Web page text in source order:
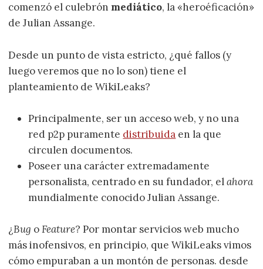
comenzó el culebrón mediático, la «heroéficación»
de Julian Assange.
Desde un punto de vista estricto, ¿qué fallos (y
luego veremos que no lo son) tiene el
planteamiento de WikiLeaks?
Principalmente, ser un acceso web, y no una
red p2p puramente distribuida en la que
circulen documentos.
Poseer una carácter extremadamente
personalista, centrado en su fundador, elahora
mundialmente conocido Julian Assange.
¿Bug oFeature? Por montar servicios web mucho
más inofensivos, en principio, que WikiLeaks vimos
cómo empuraban a un montón de personas. desde